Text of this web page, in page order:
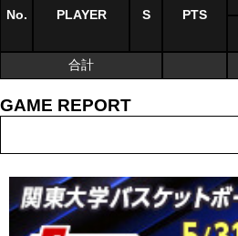
No. PLAYER S PTS
合計
GAME REPORT